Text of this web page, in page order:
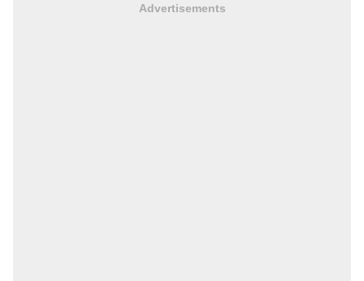
Advertisements